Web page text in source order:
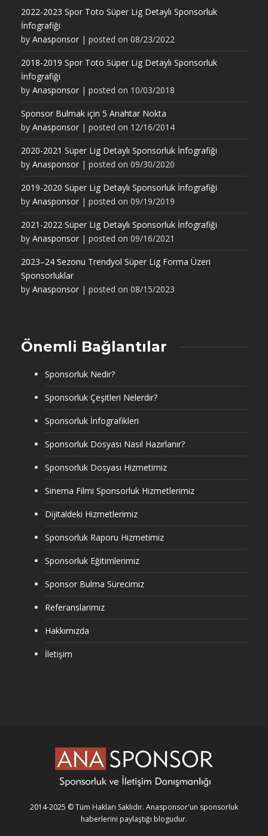
2022-2023 Spor Toto Süper Lig Detaylı Sponsorluk
İnfografiği
by Anasponsor | posted on 08/23/2022
2018-2019 Spor Toto Süper Lig Detaylı Sponsorluk
İnfografiği
by Anasponsor | posted on 10/03/2018
Sponsor Bulmak için 5 Anahtar Nokta
by Anasponsor | posted on 12/16/2014
2020-2021 Süper Lig Detaylı Sponsorluk İnfografiği
by Anasponsor | posted on 09/30/2020
2019-2020 Süper Lig Detaylı Sponsorluk İnfografiği
by Anasponsor | posted on 09/19/2019
2021-2022 Süper Lig Detaylı Sponsorluk İnfografiği
by Anasponsor | posted on 09/16/2021
2023–24 Sezonu Trendyol Süper Lig Forma Üzeri
Sponsorluklar
by Anasponsor | posted on 08/15/2023
Önemli Bağlantılar
Sponsorluk Nedir?
Sponsorluk Çeşitleri Nelerdir?
Sponsorluk İnfografikleri
Sponsorluk Dosyası Nasıl Hazırlanır?
Sponsorluk Dosyası Hizmetimiz
Sinema Filmi Sponsorluk Hizmetlerimiz
Dijitaldeki Hizmetlerimiz
Sponsorluk Raporu Hizmetimiz
Sponsorluk Eğitimlerimiz
Sponsor Bulma Sürecimiz
Referanslarımız
Hakkımızda
İletişim
2014-2025 © Tüm Hakları Saklıdır. Anasponsor'un sponsorluk
haberlerini paylaştığı blogudur.